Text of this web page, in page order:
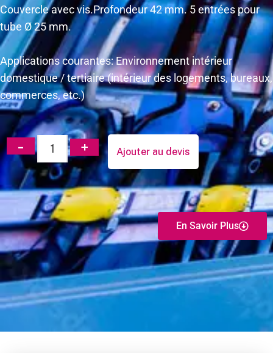
Couvercle avec vis.Profondeur 42 mm. 5 entrées pour
tube Ø 25 mm.
Applications courantes: Environnement intérieur
domestique / tertiaire (intérieur des logements, bureaux,
commerces, etc.)
Ajouter au devis
En Savoir Plus